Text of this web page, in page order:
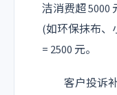
洁消费超 5000
(如环保抹布、
= 2500 元。
客户投诉补